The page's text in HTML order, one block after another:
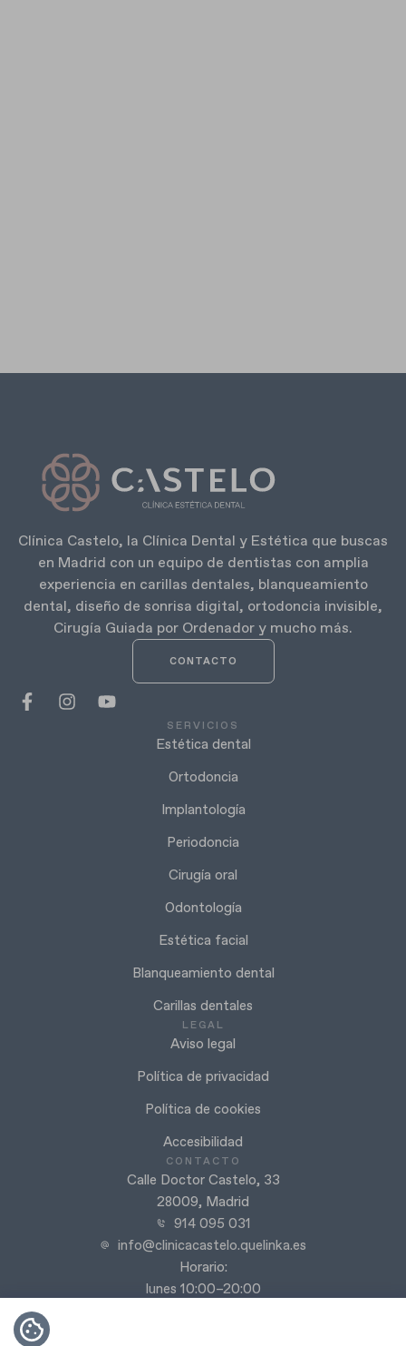
Clínica Castelo, la Clínica Dental y Estética que buscas
en Madrid con un equipo de dentistas con amplia
experiencia en carillas dentales, blanqueamiento
dental, diseño de sonrisa digital, ortodoncia invisible,
Cirugía Guiada por Ordenador y mucho más.
CONTACTO
SERVICIOS
Estética dental
Ortodoncia
Implantología
Periodoncia
Cirugía oral
Odontología
Estética facial
Blanqueamiento dental
Carillas dentales
LEGAL
Aviso legal
Política de privacidad
Política de cookies
Accesibilidad
CONTACTO
Calle Doctor Castelo, 33
28009, Madrid
914 095 031
info@clinicacastelo.quelinka.es
Horario:
lunes 10:00–20:00